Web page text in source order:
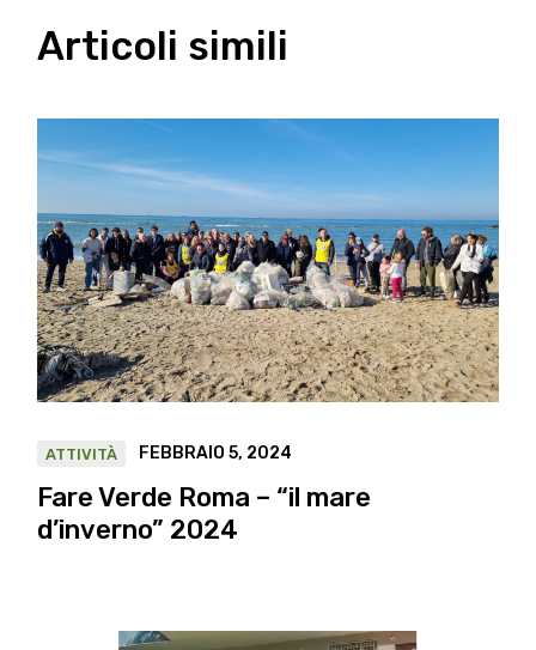
Articoli simili
ATTIVITÀ FEBBRAIO 5, 2024
Fare Verde Roma – “il mare
d’inverno” 2024